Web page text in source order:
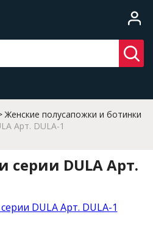
Женские полусапожки и ботинки
Арт. DULA-1
серии DULA Арт.